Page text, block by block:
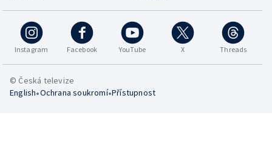
Instagram Facebook YouTube X Threads
© Česká televize
English•Ochrana soukromí•Přístupnost